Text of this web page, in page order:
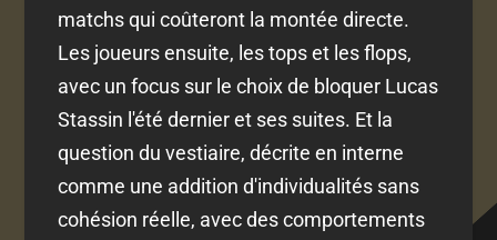
matchs qui coûteront la montée directe.
Les joueurs ensuite, les tops et les flops,
avec un focus sur le choix de bloquer Lucas
Stassin l'été dernier et ses suites. Et la
question du vestiaire, décrite en interne
comme une addition d'individualités sans
cohésion réelle, avec des comportements